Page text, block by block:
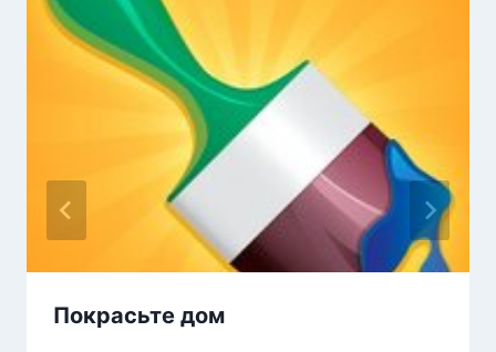
Покрасьте дом